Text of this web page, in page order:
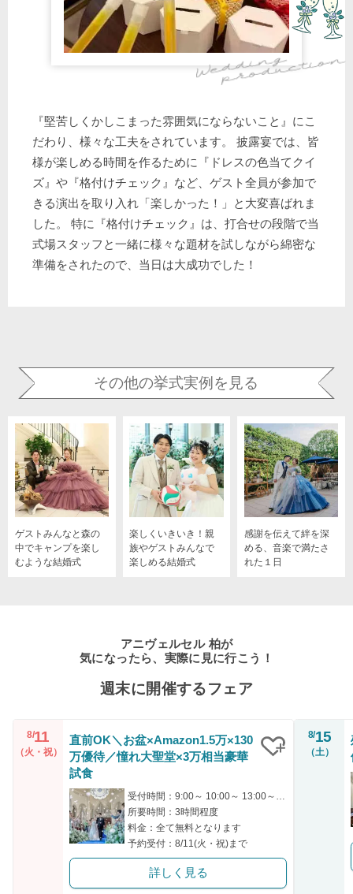
『堅苦しくかしこまった雰囲気にならないこと』にこ
だわり、様々な工夫をされています。 披露宴では、皆
様が楽しめる時間を作るために『ドレスの色当てクイ
ズ』や『格付けチェック』など、ゲスト全員が参加で
きる演出を取り入れ「楽しかった！」と大変喜ばれま
した。 特に『格付けチェック』は、打合せの段階で当
式場スタッフと一緒に様々な題材を試しながら綿密な
準備をされたので、当日は大成功でした！
その他の挙式実例を見る
ゲストみんなと森の
中でキャンプを楽し
むような結婚式
楽しくいきいき！親
族やゲストみんなで
楽しめる結婚式
感謝を伝えて絆を深
める、音楽で満たさ
れた１日
アニヴェルセル 柏が
気になったら、実際に見に行こう！
週末に開催するフェア
8/11
（火・祝）
直前OK＼お盆×Amazon1.5万×130
万優待／憧れ大聖堂×3万相当豪華
試食
受付時間：9:00～ 10:00～ 13:00～ 15:00～ 16:00～
所要時間：3時間程度
料金：全て無料となります
予約受付：8/11(火・祝)まで
詳しく見る
8/15
（土）